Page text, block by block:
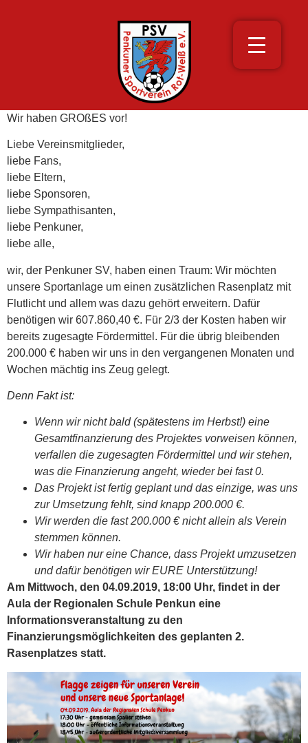
Wir haben GROßES vor!
Liebe Vereinsmitglieder,
liebe Fans,
liebe Eltern,
liebe Sponsoren,
liebe Sympathisanten,
liebe Penkuner,
liebe alle,
wir, der Penkuner SV, haben einen Traum: Wir möchten
unsere Sportanlage um einen zusätzlichen Rasenplatz mit
Flutlicht und allem was dazu gehört erweitern. Dafür
benötigen wir 607.860,40 €. Für 2/3 der Kosten haben wir
bereits zugesagte Fördermittel. Für die übrig bleibenden
200.000 € haben wir uns in den vergangenen Monaten und
Wochen mächtig ins Zeug gelegt.
Denn Fakt ist:
Wenn wir nicht bald (spätestens im Herbst!) eine
Gesamtfinanzierung des Projektes vorweisen können,
verfallen die zugesagten Fördermittel und wir stehen,
was die Finanzierung angeht, wieder bei fast 0.
Das Projekt ist fertig geplant und das einzige, was uns
zur Umsetzung fehlt, sind knapp 200.000 €.
Wir werden die fast 200.000 € nicht allein als Verein
stemmen können.
Wir haben nur eine Chance, dass Projekt umzusetzen
und dafür benötigen wir EURE Unterstützung!
Am Mittwoch, den 04.09.2019, 18:00 Uhr, findet in der
Aula der Regionalen Schule Penkun eine
Informationsveranstaltung zu den
Finanzierungsmöglichkeiten des geplanten 2.
Rasenplatzes statt.